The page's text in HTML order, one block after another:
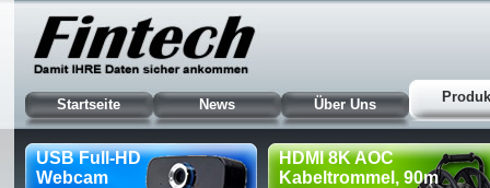
Startseite News Über Uns
USB Full-HD
Webcam
HDMI 8K AOC
Kabeltrommel, 90m